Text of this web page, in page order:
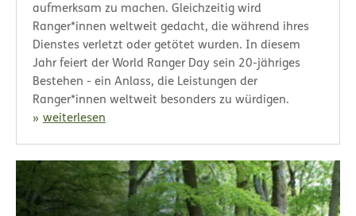
aufmerksam zu machen. Gleichzeitig wird
Ranger*innen weltweit gedacht, die während ihres
Dienstes verletzt oder getötet wurden. In diesem
Jahr feiert der World Ranger Day sein 20-jähriges
Bestehen - ein Anlass, die Leistungen der
Ranger*innen weltweit besonders zu würdigen.
weiterlesen